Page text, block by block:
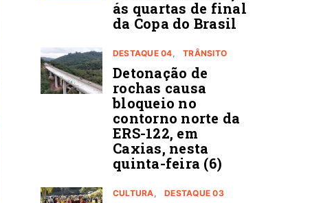
ás quartas de final
da Copa do Brasil
DESTAQUE 04 TRÂNSITO
Detonação de
rochas causa
bloqueio no
contorno norte da
ERS-122, em
Caxias, nesta
quinta-feira (6)
CULTURA DESTAQUE 03